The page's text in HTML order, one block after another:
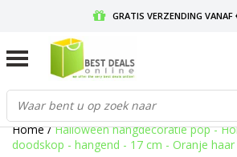
GRATIS VERZENDING VANAF
GRATIS RETOURNEREN EN 30 DAGEN
Home/Halloween hangdecoratie pop -
doodskop - hangend - 17 cm - Oranje haar